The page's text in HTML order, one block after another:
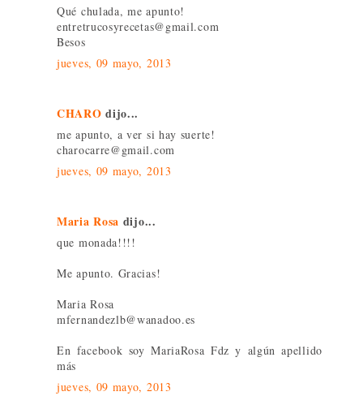
Qué chulada, me apunto!
entretrucosyrecetas@gmail.com
Besos
jueves, 09 mayo, 2013
CHARO dijo...
me apunto, a ver si hay suerte!
charocarre@gmail.com
jueves, 09 mayo, 2013
Maria Rosa dijo...
que monada!!!!
Me apunto. Gracias!
Maria Rosa
mfernandezlb@wanadoo.es
En facebook soy MariaRosa Fdz y algún apellido
más
jueves, 09 mayo, 2013